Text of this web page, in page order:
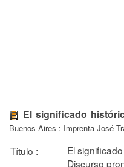
El significado
Buenos Aires : Imprenta José
Título :
El
Discurso